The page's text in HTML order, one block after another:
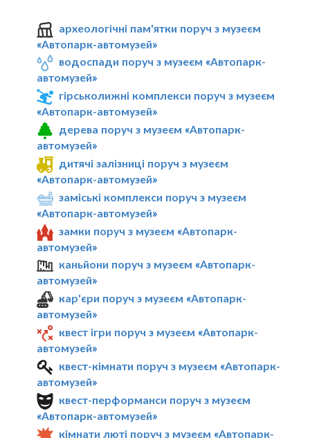
археологічні пам'ятки поруч з музеєм
«Автопарк-автомузей»
водоспади поруч з музеєм «Автопарк-
автомузей»
гірськолижні комплекси поруч з музеєм
«Автопарк-автомузей»
дерева поруч з музеєм «Автопарк-
автомузей»
дитячі залізниці поруч з музеєм
«Автопарк-автомузей»
заміські комплекси поруч з музеєм
«Автопарк-автомузей»
замки поруч з музеєм «Автопарк-
автомузей»
каньйони поруч з музеєм «Автопарк-
автомузей»
кар'єри поруч з музеєм «Автопарк-
автомузей»
квест ігри поруч з музеєм «Автопарк-
автомузей»
квест-кімнати поруч з музеєм «Автопарк-
автомузей»
квест-перформанси поруч з музеєм
«Автопарк-автомузей»
кімнати люті поруч з музеєм «Автопарк-